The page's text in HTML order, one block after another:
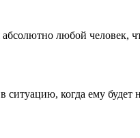
любой человек,
ситуацию, когда ему